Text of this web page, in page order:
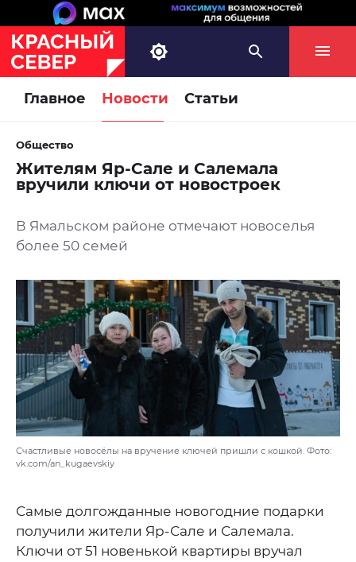
Главное Новости Статьи
Общество
Жителям Яр-Сале и Салемала
вручили ключи от новостроек
В Ямальском районе отмечают новоселья
более 50 семей
Счастливые новосёлы на вручение ключей пришли с кошкой. Фото:
vk.com/an_kugaevskiy
Самые долгожданные новогодние подарки
получили жители Яр-Сале и Салемала.
Ключи от 51 новенькой квартиры вручал